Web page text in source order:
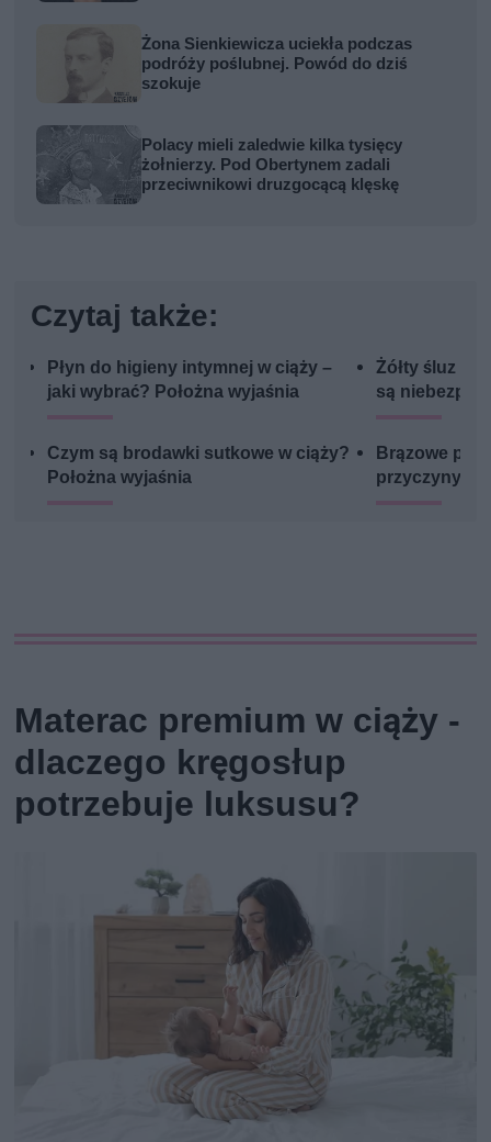
Żona Sienkiewicza uciekła podczas
podróży poślubnej. Powód do dziś
szokuje
Polacy mieli zaledwie kilka tysięcy
żołnierzy. Pod Obertynem zadali
przeciwnikowi druzgocącą klęskę
Czytaj także:
Płyn do higieny intymnej w ciąży –
jaki wybrać? Położna wyjaśnia
Czym są brodawki sutkowe w ciąży?
Położna wyjaśnia
Żółty śluz w
są
Brązowe
przyczyny,
Materac premium w ciąży -
dlaczego kręgosłup
potrzebuje luksusu?